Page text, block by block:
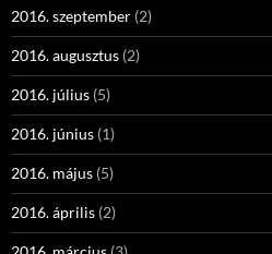
2016. szeptember (2)
2016. augusztus (2)
2016. július (5)
2016. június (1)
2016. május (5)
2016. április (2)